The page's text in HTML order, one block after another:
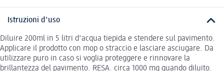
Istruzioni d'uso
Diluire 200ml in 5 litri d'acqua tiepida e stendere sul pavimento.
Applicare il prodotto con mop o straccio e lasciare asciugare. Da
utilizzare puro in caso si voglia proteggere e rinnovare la
brillantezza del pavimento. RESA. circa 1000 mq quando diluito.